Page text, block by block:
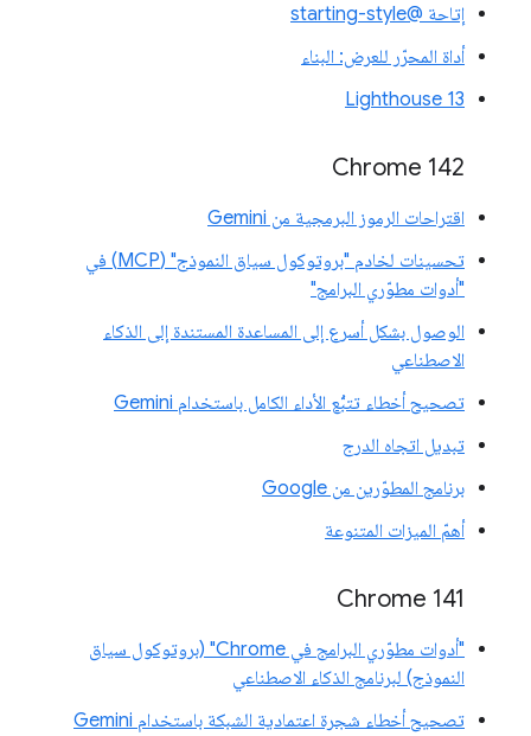
إتاحة @starting-style
أداة المحرّر للعرض: البناء
Lighthouse 13
Chrome 142
اقتراحات الرموز البرمجية من Gemini
تحسينات لخادم "بروتوكول سياق النموذج" (MCP) في
"أدوات مطوّري البرامج"
الوصول بشكل أسرع إلى المساعدة المستندة إلى الذكاء
الاصطناعي
تصحيح أخطاء تتبُّع الأداء الكامل باستخدام Gemini
تبديل اتجاه الدرج
برنامج المطوّرين من Google
أهمّ الميزات المتنوعة
‫Chrome 141
"أدوات مطوّري البرامج في Chrome" (بروتوكول سياق
النموذج) لبرنامج الذكاء الاصطناعي
تصحيح أخطاء شجرة اعتمادية الشبكة باستخدام Gemini